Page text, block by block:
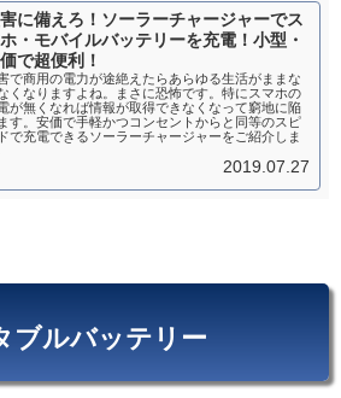
に備えろ！ソーラーチャージャーでス
・モバイルバッテリーを充電！小型・
で超便利！
で商用の電力が途絶えたらあらゆる生活がままな
くなりますよね。まさに恐怖です。特にスマホの
が無くなれば情報が取得できなくなって窮地に陥
す。安価で手軽かつコンセントからと同等のスピ
で充電できるソーラーチャージャーをご紹介しま
2019.07.27
ブルバッテリー